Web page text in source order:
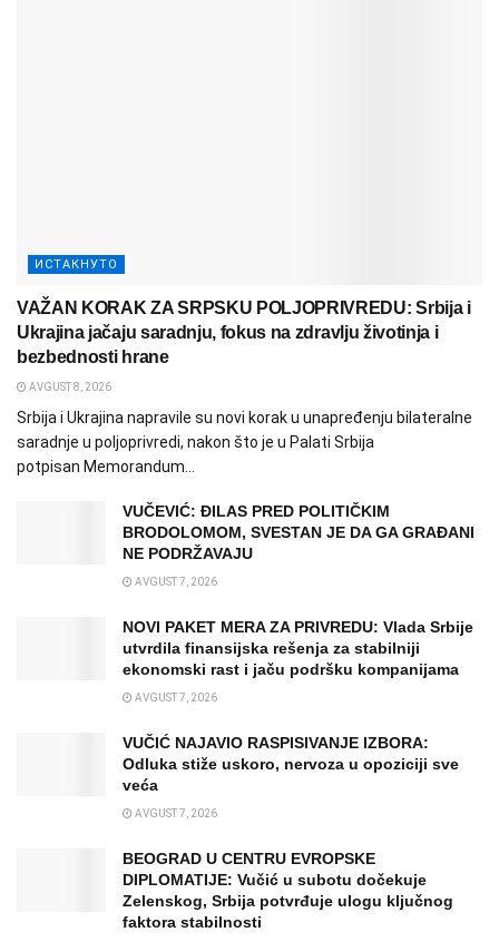
ИСТАКНУТО
VAŽAN KORAK ZA SRPSKU POLJOPRIVREDU: Srbija i
Ukrajina jačaju saradnju, fokus na zdravlju životinja i
bezbednosti hrane
AVGUST 8, 2026
Srbija i Ukrajina napravile su novi korak u unapređenju bilateralne
saradnje u poljoprivredi, nakon što je u Palati Srbija
potpisan Memorandum...
VUČEVIĆ: ĐILAS PRED POLITIČKIM
BRODOLOMOM, SVESTAN JE DA GA GRAĐANI
NE PODRŽAVAJU
AVGUST 7, 2026
NOVI PAKET MERA ZA PRIVREDU: Vlada Srbije
utvrdila finansijska rešenja za stabilniji
ekonomski rast i jaču podršku kompanijama
AVGUST 7, 2026
VUČIĆ NAJAVIO RASPISIVANJE IZBORA:
Odluka stiže uskoro, nervoza u opoziciji sve
veća
AVGUST 7, 2026
BEOGRAD U CENTRU EVROPSKE
DIPLOMATIJE: Vučić u subotu dočekuje
Zelenskog, Srbija potvrđuje ulogu ključnog
faktora stabilnosti